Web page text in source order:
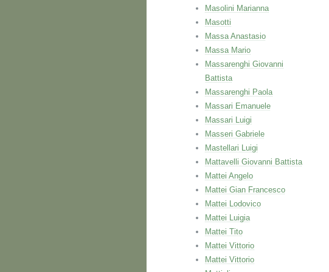
Masolini Marianna
Masotti
Massa Anastasio
Massa Mario
Massarenghi Giovanni
Battista
Massarenghi Paola
Massari Emanuele
Massari Luigi
Masseri Gabriele
Mastellari Luigi
Mattavelli Giovanni Battista
Mattei Angelo
Mattei Gian Francesco
Mattei Lodovico
Mattei Luigia
Mattei Tito
Mattei Vittorio
Mattei Vittorio